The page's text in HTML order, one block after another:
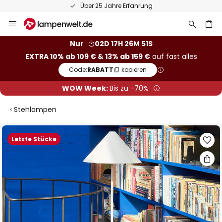
Über 25 Jahre Erfahrung
Inhalt
Nur
02D 17H 26M 50S
EXTRA 10% ab 109 € & 13% ab 159 €auf fast alles
Code:RABATT kopieren
WOW Week:Bis zu -70%
Stehlampen
Letzte Stücke
Zum
Ende
springen